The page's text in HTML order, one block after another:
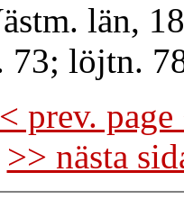
län,
73; löjtn.
prev.
>> nästa